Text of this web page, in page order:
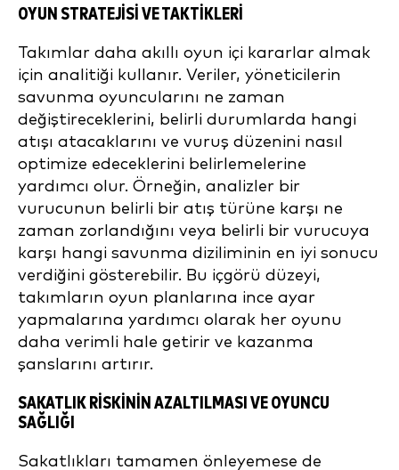
OYUN STRATEJISI VE TAKTIKLERI
Takımlar daha akıllı oyun içi kararlar almak
için analitiği kullanır. Veriler, yöneticilerin
savunma oyuncularını ne zaman
değiştireceklerini, belirli durumlarda hangi
atışı atacaklarını ve vuruş düzenini nasıl
optimize edeceklerini belirlemelerine
yardımcı olur. Örneğin, analizler bir
vurucunun belirli bir atış türüne karşı ne
zaman zorlandığını veya belirli bir vurucuya
karşı hangi savunma diziliminin en iyi sonucu
verdiğini gösterebilir. Bu içgörü düzeyi,
takımların oyun planlarına ince ayar
yapmalarına yardımcı olarak her oyunu
daha verimli hale getirir ve kazanma
şanslarını artırır.
SAKATLIK RISKININ AZALTILMASI VE OYUNCU
SAĞLIĞI
Sakatlıkları tamamen önleyemese de